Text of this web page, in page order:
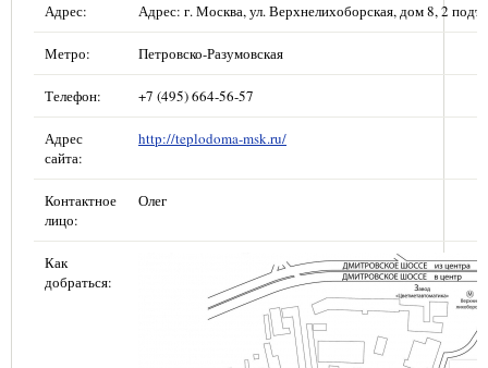
Адрес: Адрес: г. Москва, ул. Верхнелихоборская, дом 8, 2
Метро: Петровско-Разумовская
Телефон: +7 (495) 664-56-57
Адрес
сайта:
http://teplodoma-msk.ru/
Контактное
лицо:
Олег
Как
добраться: